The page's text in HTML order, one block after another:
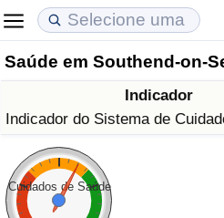
Saúde em Southend-on-
Indicador
Indicador do Sistema de
Cuidados de Saúde
Custo de Vida
Indicador de Custo de Vida
Indicador de Custo de Vida
Indicador de Custo de Vida
Preços de Imóveis
Indicador de Preços de
Indicador de Preços de
Indicador de Preços de
Qualidade de Vida
Indicador de Qualidade de
Indicador de Qualidade de
Índice de qualidade de vida